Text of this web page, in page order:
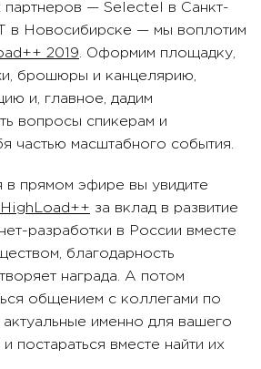
— Selectel в Санкт-
в Новосибирске — мы воплотим
2019. Оформим площадку,
брошюры и канцелярию,
и, главное, дадим
вопросы спикерам и
частью масштабного события.
в прямом эфире вы увидите
HighLoad++ за вклад в развитие
разработки в России вместе
благодарность
награда. А потом
общением с коллегами по
актуальные именно для вашего
постараться вместе найти их